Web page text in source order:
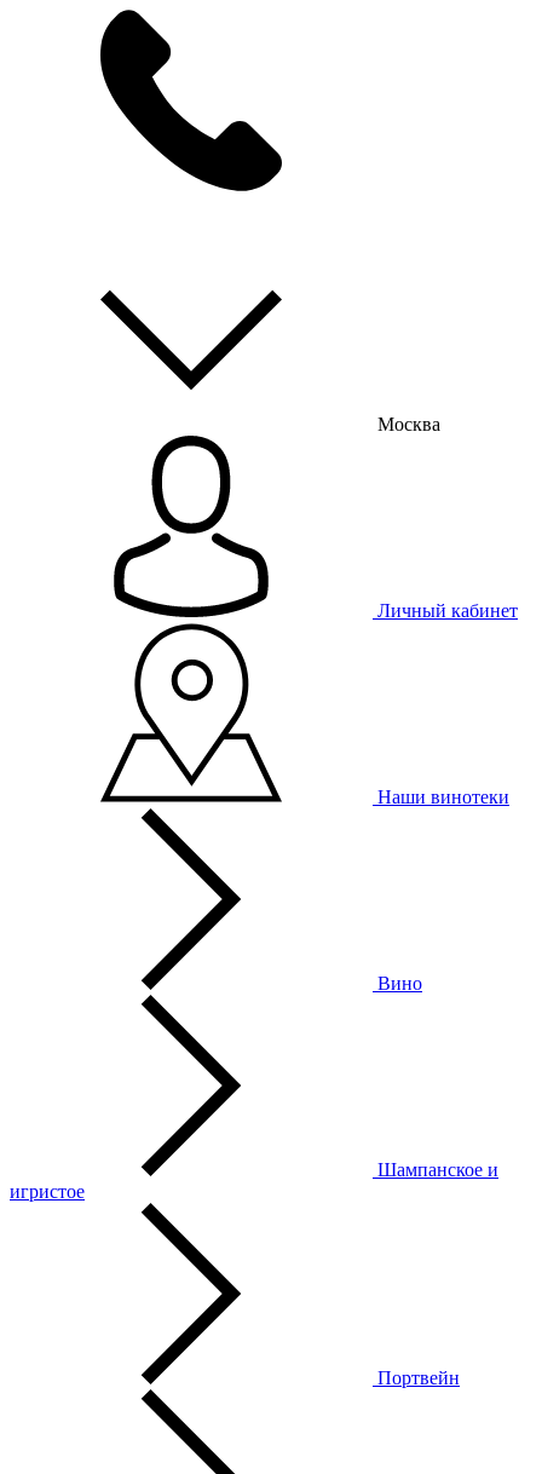
Москва
Личный кабинет
Наши винотеки
Вино
Шампанское и
игристое
Портвейн